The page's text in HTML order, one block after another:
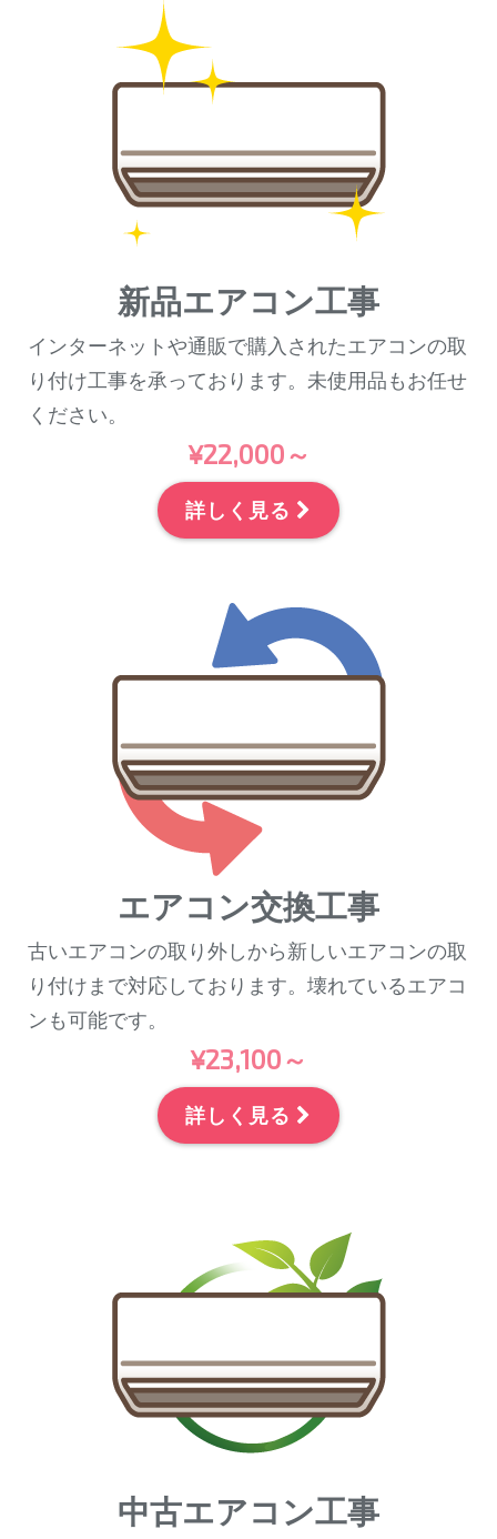
新品エアコン工事
インターネットや通販で購入されたエアコンの取
り付け工事を承っております。未使用品もお任せ
ください。
¥22,000～
詳しく見る
エアコン交換工事
古いエアコンの取り外しから新しいエアコンの取
り付けまで対応しております。壊れているエアコ
ンも可能です。
¥23,100～
詳しく見る
中古エアコン工事